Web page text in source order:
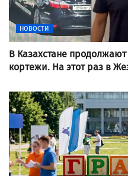
НОВОСТИ
В Казахстане
кортежи. На этот раз в